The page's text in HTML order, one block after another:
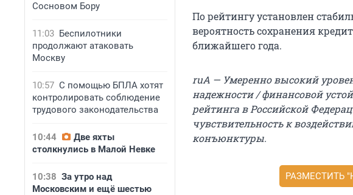
Сосновом Бору
11:03 Беспилотники
продолжают атаковать
Москву
10:57 С помощью БПЛА хотят
контролировать соблюдение
трудового законодательства
10:44
Две яхты
столкнулись в Малой Невке
10:38 За утро над
Московским и ещё шестью
По рейтингу установлен
вероятность сохранения
ближайшего года.
ruA — Умеренно высокий
надежности / финансовой
рейтинга в Российской
чувствительность к
конъюнктуры.
РАЗМЕСТИТЬ